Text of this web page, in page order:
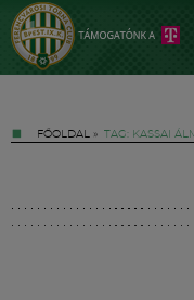
FŐOLDAL » TAG: KASSAI